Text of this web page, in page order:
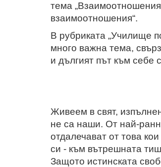
тема
взаимоотношения“.
В рубриката „Училище
много важна тема,
и дългият път към себе
Живеем в свят,
не са наши. От най-
отдалечават от това
си - към вътрешната
Защото истинската